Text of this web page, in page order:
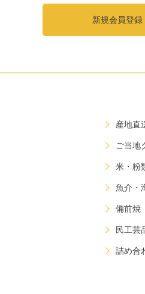
新規会員登録
産地直
ご当地
米・粉
魚介・
備前焼
民工芸
詰め合